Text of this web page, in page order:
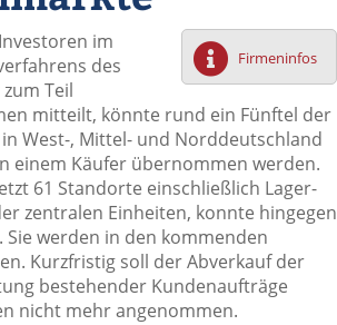
e
b
o
k
te
il
e
n
n k
e
di
n
te
il
e
n
ai
l
v
er
se
n
d
e
n
n
Firmeninfos
im
des
Teil
mitteilt, könnte rund ein Fünftel der
West-, Mittel- und Norddeutschland
einem Käufer übernommen werden.
61 Standorte einschließlich Lager-
zentralen Einheiten, konnte hingegen
werden in den kommenden
Kurzfristig soll der Abverkauf der
bestehender Kundenaufträge
nicht mehr angenommen.